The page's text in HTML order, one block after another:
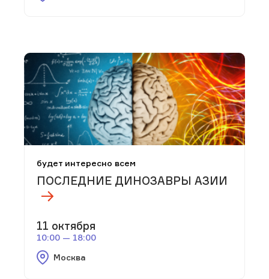
будет интересно всем
ПОСЛЕДНИЕ ДИНОЗАВРЫ АЗИИ
11 октября
10:00 — 18:00
Москва